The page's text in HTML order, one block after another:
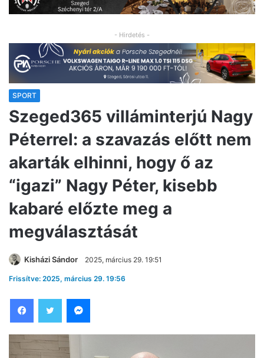
- Hirdetés -
SPORT
Szeged365 villáminterjú Nagy
Péterrel: a szavazás előtt nem
akarták elhinni, hogy ő az
“igazi” Nagy Péter, kisebb
kabaré előzte meg a
megválasztását
Kisházi Sándor 2025, március 29. 19:51
Frissítve: 2025, március 29. 19:56